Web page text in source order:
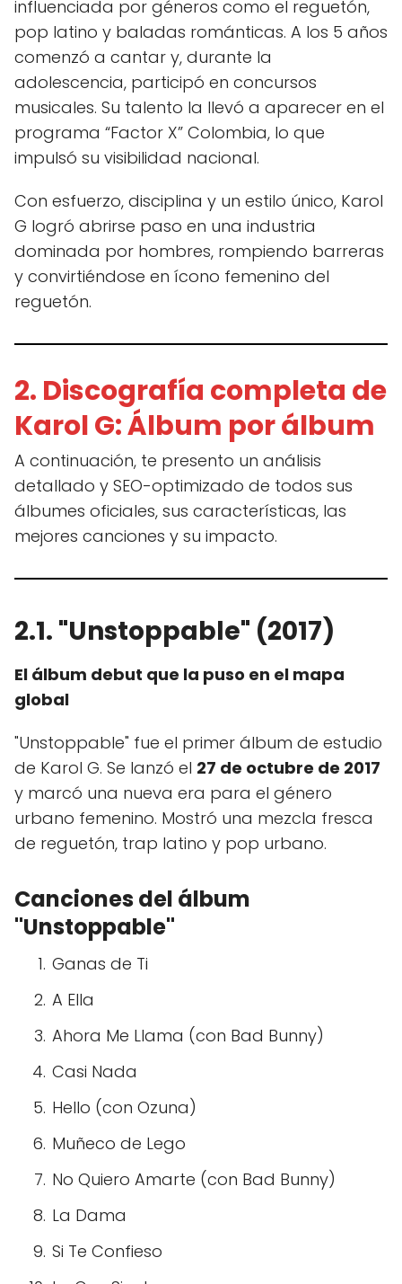
influenciada por géneros como el reguetón,
pop latino y baladas románticas. A los 5 años
comenzó a cantar y, durante la
adolescencia, participó en concursos
musicales. Su talento la llevó a aparecer en el
programa “Factor X” Colombia, lo que
impulsó su visibilidad nacional.
Con esfuerzo, disciplina y un estilo único, Karol
G logró abrirse paso en una industria
dominada por hombres, rompiendo barreras
y convirtiéndose en ícono femenino del
reguetón.
2. Discografía completa de
Karol G: Álbum por álbum
A continuación, te presento un análisis
detallado y SEO-optimizado de todos sus
álbumes oficiales, sus características, las
mejores canciones y su impacto.
2.1. "Unstoppable" (2017)
El álbum debut que la puso en el mapa
global
"Unstoppable" fue el primer álbum de estudio
de Karol G. Se lanzó el 27 de octubre de 2017
y marcó una nueva era para el género
urbano femenino. Mostró una mezcla fresca
de reguetón, trap latino y pop urbano.
Canciones del álbum
"Unstoppable"
Ganas de Ti
A Ella
Ahora Me Llama (con Bad Bunny)
Casi Nada
Hello (con Ozuna)
Muñeco de Lego
No Quiero Amarte (con Bad Bunny)
La Dama
Si Te Confieso